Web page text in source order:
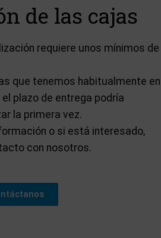
de las cajas
requiere unos mínimos de
que tenemos habitualmente en
plazo de entrega podría
la primera vez.
o si está interesado,
con nosotros.